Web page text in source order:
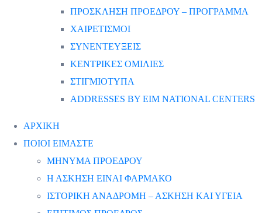
ΠΡΟΣΚΛΗΣΗ ΠΡΟΕΔΡΟΥ – ΠΡΟΓΡΑΜΜΑ
ΧΑΙΡΕΤΙΣΜΟΙ
ΣΥΝΕΝΤΕΥΞΕΙΣ
ΚΕΝΤΡΙΚΕΣ ΟΜΙΛΙΕΣ
ΣΤΙΓΜΙΟΤΥΠΑ
ADDRESSES BY EIM NATIONAL CENTERS
ΑΡΧΙΚΗ
ΠΟΙΟΙ ΕΙΜΑΣΤΕ
ΜΗΝΥΜΑ ΠΡΟΕΔΡΟΥ
Η ΑΣΚΗΣΗ ΕΙΝΑΙ ΦΑΡΜΑΚΟ
ΙΣΤΟΡΙΚΗ ΑΝΑΔΡΟΜΗ – ΑΣΚΗΣΗ ΚΑΙ ΥΓΕΙΑ